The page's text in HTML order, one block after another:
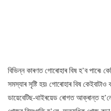
বিভিন্ন কাৰণত গোৰোহাৰ বিষ হ’ব পাৰে৷
সমস্যাৰ সৃষ্টি হয়৷ গোৰোহাৰ বিষ
ডায়েবেটিছ-থাইৰয়েড ৰোগত আক্ৰান্ত